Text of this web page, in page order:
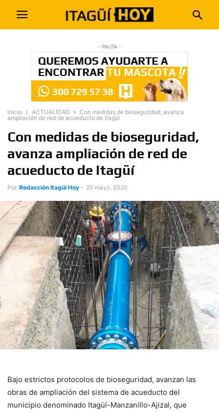
- PAUTA -
Inicio ACTUALIDAD
Con medidas de bioseguridad, avanza
ampliación de red de acueducto de Itagüí
Con medidas de bioseguridad,
avanza ampliación de red de
acueducto de Itagüí
Por Redacción Itagüí Hoy - 20 mayo, 2020
Bajo estrictos protocolos de bioseguridad, avanzan las
obras de ampliación del sistema de acueducto del
municipio denominado Itagüí-Manzanillo-Ajizal, que